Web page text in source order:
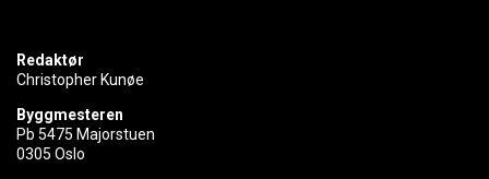
Redaktør
Christopher Kunøe
Byggmesteren
Pb 5475 Majorstuen
0305 Oslo